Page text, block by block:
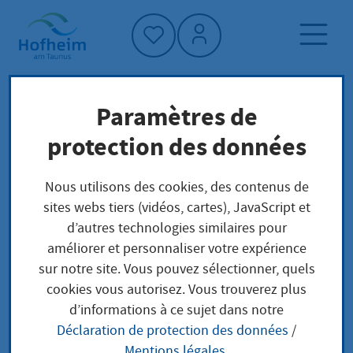
Accueil"
Page d'accueil
Trouver un service
Préoccupations locales
Kfz: Zulassungsbescheinigung Teil II
(Fahrzeugbrief) ersetzen
Kfz:
Zulassungsbescheinig
Paramètres de
protection des données
Nous utilisons des cookies, des contenus de
sites webs tiers (vidéos, cartes), JavaScript et
d’autres technologies similaires pour
améliorer et personnaliser votre expérience
sur notre site. Vous pouvez sélectionner, quels
cookies vous autorisez. Vous trouverez plus
d’informations à ce sujet dans notre
Déclaration de protection des données /